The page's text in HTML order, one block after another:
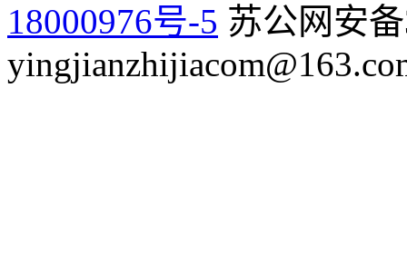
18000976号-5 苏公网安